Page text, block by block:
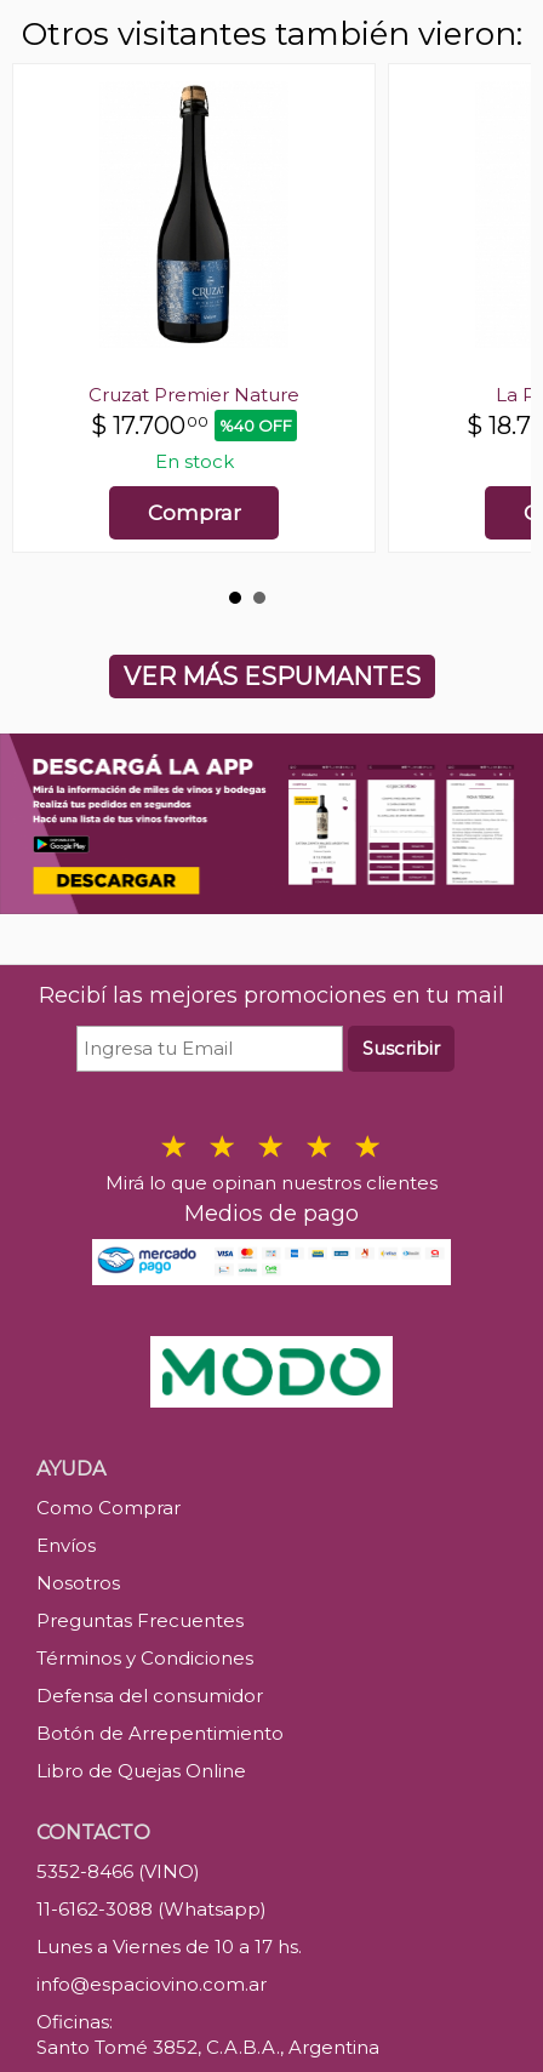
Otros visitantes también vieron:
Cruzat Premier Nature
$ 17.70000 %40 OFF
En stock
Comprar
La
$
VER MÁS ESPUMANTES
Recibí las mejores promociones en tu mail
Suscribir
Mirá lo que opinan nuestros clientes
Medios de pago
AYUDA
Como Comprar
Envíos
Nosotros
Preguntas Frecuentes
Términos y Condiciones
Defensa del consumidor
Botón de Arrepentimiento
Libro de Quejas Online
CONTACTO
5352-8466 (VINO)
11-6162-3088 (Whatsapp)
Lunes a Viernes de 10 a 17 hs.
info@espaciovino.com.ar
Oficinas:
Santo Tomé 3852, C.A.B.A., Argentina